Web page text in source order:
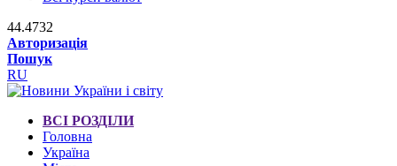
44.4732
Авторизація
Пошук
RU
ВСІ РОЗДІЛИ
Головна
Україна